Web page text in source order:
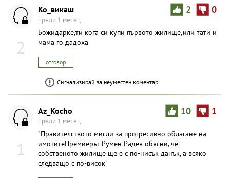
2
2 0
Ко_викаш
преди 1 месец
Божидарке,ти кога си купи първото жилище,или тати и
мама го дадоха
отговор
Сигнализирай за неуместен коментар
1
10 1
Az_Kocho
преди 1 месец
"Правителството мисли за прогресивно облагане на
имотитеПремиерът Румен Радев обясни, че
собственото жилище ще е с по-нисък данък, а всяко
следващо с по-висок"